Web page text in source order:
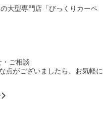
大型専門店「びっくりカーペ
点がございましたら、お気軽に